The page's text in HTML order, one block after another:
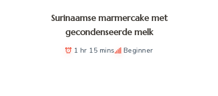
Surinaamse marmercake met
gecondenseerde melk
1 hr 15 mins Beginner